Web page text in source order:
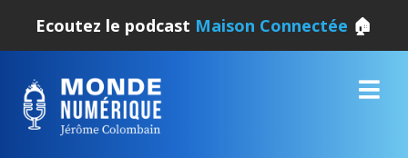
Ecoutez le podcast Maison Connectée 🏠